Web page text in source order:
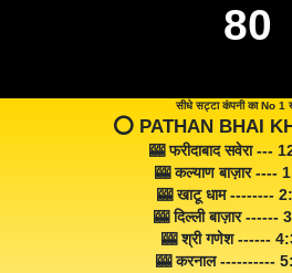
80
सीधे सट्टा कंपनी का No 1
⭕️ PATHAN BHAI
🎰 फरीदाबाद सवेरा ---
🎰 कल्याण बाज़ार ----
🎰 खाटू धाम --------
🎰 दिल्ली बाज़ार ------
🎰 श्री गणेश ------
🎰 करनाल ----------